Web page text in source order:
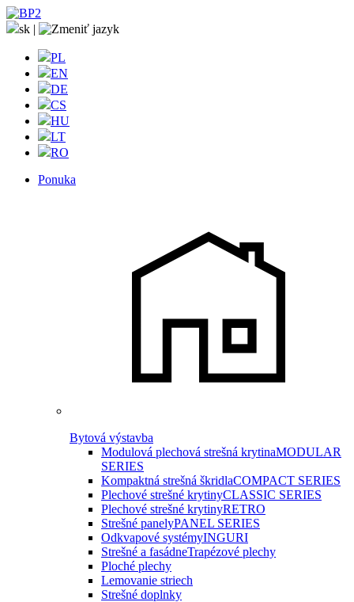
sk |
PL
EN
DE
CS
HU
LT
RO
Ponuka
Bytová výstavba
Modulová plechová strešná krytinaMODULAR
SERIES
Kompaktná strešná škridlaCOMPACT SERIES
Plechové strešné krytinyCLASSIC SERIES
Plechové strešné krytinyRETRO
Strešné panelyPANEL SERIES
Odkvapové systémyINGURI
Strešné a fasádneTrapézové plechy
Ploché plechy
Lemovanie striech
Strešné doplnky